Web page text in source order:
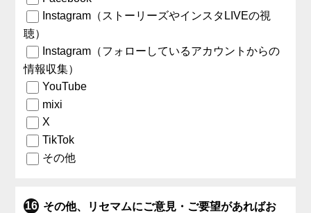
Instagram（ストーリーズやインスタLIVEの視
聴）
Instagram（フォローしているアカウントからの
情報収集）
YouTube
mixi
X
TikTok
その他
その他、リセマムにご意見・ご要望があればお